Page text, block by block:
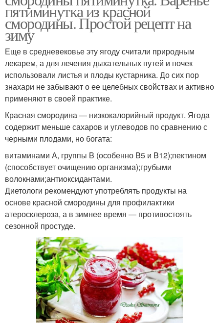
пятиминутка из красной
смородины. Простой рецепт на
зиму
Еще в средневековье эту ягоду считали природным
лекарем, а для лечения дыхательных путей и почек
использовали листья и плоды кустарника. До сих пор
знахари не забывают о ее целебных свойствах и активно
применяют в своей практике.
Красная смородина — низкокалорийный продукт. Ягода
содержит меньше сахаров и углеводов по сравнению с
черными плодами, но богата:
витаминами A, группы B (особенно B5 и B12);пектином
(способствует очищению организма);грубыми
волокнами;антиоксидантами.
Диетологи рекомендуют употреблять продукты на
основе красной смородины для профилактики
атеросклероза, а в зимнее время — противостоять
сезонной простуде.